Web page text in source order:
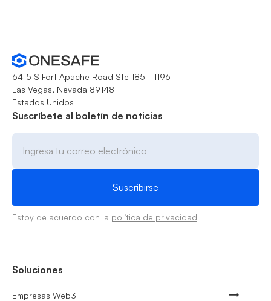
6415 S Fort Apache Road Ste 185 - 1196
Las Vegas, Nevada 89148
Estados Unidos
Suscríbete al boletín de noticias
Estoy de acuerdo con la política de privacidad
Soluciones
Empresas Web3